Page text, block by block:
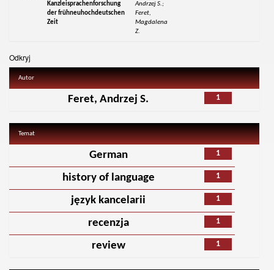
Kanzleisprachenforschung
der frühneuhochdeutschen
Zeit
Andrzej S.;
Feret,
Magdalena
Z.
Odkryj
Autor
1
Feret, Andrzej S.
Temat
1
German
1
history of language
1
język kancelarii
1
recenzja
1
review